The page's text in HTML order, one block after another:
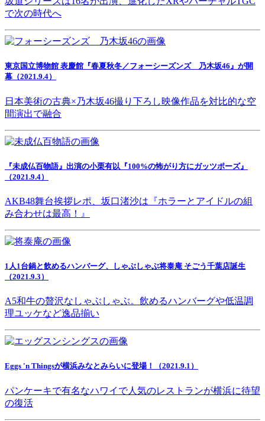
で次の時代へ
東京国立博物館 表慶館『春夏秋冬／フォーシーズンズ 乃木坂46』が開
幕（2021.9.4）
日本美術の古典×乃木坂46撮り下ろし映像作品を対比的な空
間演出で融合
『未成仏百物語』出演の小栗有以『100%の怖がり方にガッツポーズ』
（2021.9.4）
AKB48舞台挨拶レポ、坂口渚沙は『ホラーとアイドルの組
み合わせは最高！』
1人1台鍋と飲めるハンバーグ、しゃぶしゃぶ将泰庵 そごう千葉店誕生
（2021.9.3）
A5和牛の贅沢なしゃぶしゃぶ。飲めるハンバーグや低温調
理ユッケなど逸品揃い
Eggs 'n Thingsが横浜みなとみらいに登場！（2021.9.1）
パンケーキで有名なハワイで人気のレストランが横浜に待望
の復活